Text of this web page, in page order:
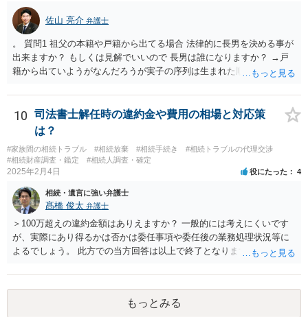
（ご本人同士で行っても構いませんし，弁護士に相談することもよろ
しいと思います。） ことになります。
佐山 亮介 弁護士
。 質問1 祖父の本籍や戸籍から出てる場合 法律的に長男を決める事が
出来ますか？ もしくは見解でいいので 長男は誰になりますか？ →戸
籍から出ていようがなんだろうが実子の序列は生まれた順ですから、
書が腹違いの長男に向けてある場合 書かれてる内容が最優先にされる
のですか？ →遺書というのが、法律上の遺言の形式を守っている限り
はそのとおりです。 質問3 父が腹違いの長男に法律的に優位になれそ
うな事はありますか？ →遺言が有効な場合、優位に立つことはできま
せんが、お祖父様が認知症であるなどの「遺言が作れないはずの事
情」があるならば①遺言無効確認の訴えを起こすのは一つの手です。
問4 相続トラブルの代理交渉は可能でしょうか。 →一般論としては可
能ですが、お伺いする内容ですとお祖父様が亡くなられた後に動くこ
とになるでしょう。
10
司法書士解任時の違約金や費用の相場と対応策
は？
#家族間の相続トラブル #相続放棄 #相続手続き
#相続トラブルの代理交渉
#相続財産調査・鑑定
#相続人調査・確定
2025年2月4日 役にたった 4
相続・遺言に強い弁護士
髙橋 俊太 弁護士
＞100万超えの違約金額はありえますか？ 一般的には考えにくいです
が、実際にあり得るかは否かは委任事項や委任後の業務処理状況等に
よるでしょう。 此方での当方回答は以上で終了となりますが、参考に
もっとみる